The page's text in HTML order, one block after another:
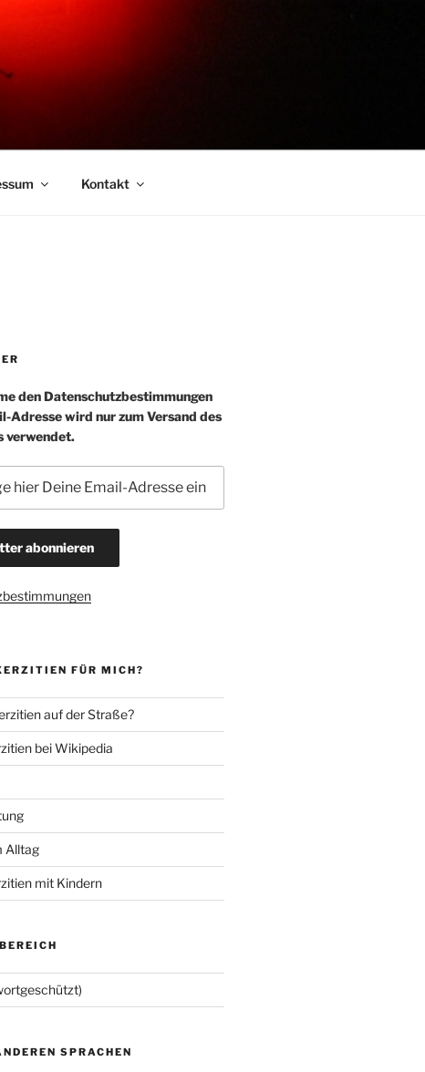
Kontakt
den Datenschutzbestimmungen
Adresse wird nur zum Versand des
verwendet.
FÜR MICH?
auf der Straße?
bei Wikipedia
Alltag
mit Kindern
SPRACHEN